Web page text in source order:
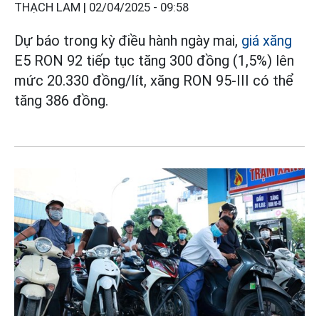
THẠCH LAM | 02/04/2025 - 09:58
Dự báo trong kỳ điều hành ngày mai, giá xăng
E5 RON 92 tiếp tục tăng 300 đồng (1,5%) lên
mức 20.330 đồng/lít, xăng RON 95-III có thể
tăng 386 đồng.